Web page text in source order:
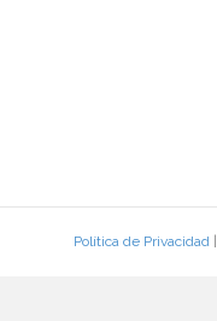
Política de Privacidad|